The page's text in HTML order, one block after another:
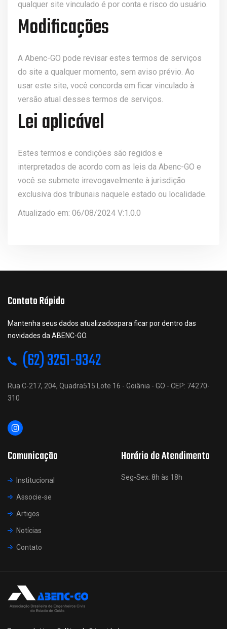
qualquer site vinculado é por conta e risco do usuário.
Modificações
A Abenc-GO pode revisar estes termos de serviços
do site a qualquer momento, sem aviso prévio. Ao
usar este site, você concorda em ficar vinculado à
versão atual desses termos de serviços.
Lei aplicável
Estes termos e condições são regidos e
interpretados de acordo com as leis da Abenc-GO e
você se submete irrevogavelmente à jurisdição
exclusiva dos tribunais naquele estado ou localidade.
Atualizado em: 06/08/2024 V:1.0.0
Contato Rápido
Mantenha seus dados atualizadospara ficar por dentro das
novidades da ABENC-GO.
(62) 3251-9342
Rua C-217, 204, Quadra515 Lote 16 - Goiânia - GO - CEP: 74270-
310
Comunicação
Institucional
Associe-se
Artigos
Notícias
Contato
Horário de Atendimento
Seg-Sex: 8h às 18h